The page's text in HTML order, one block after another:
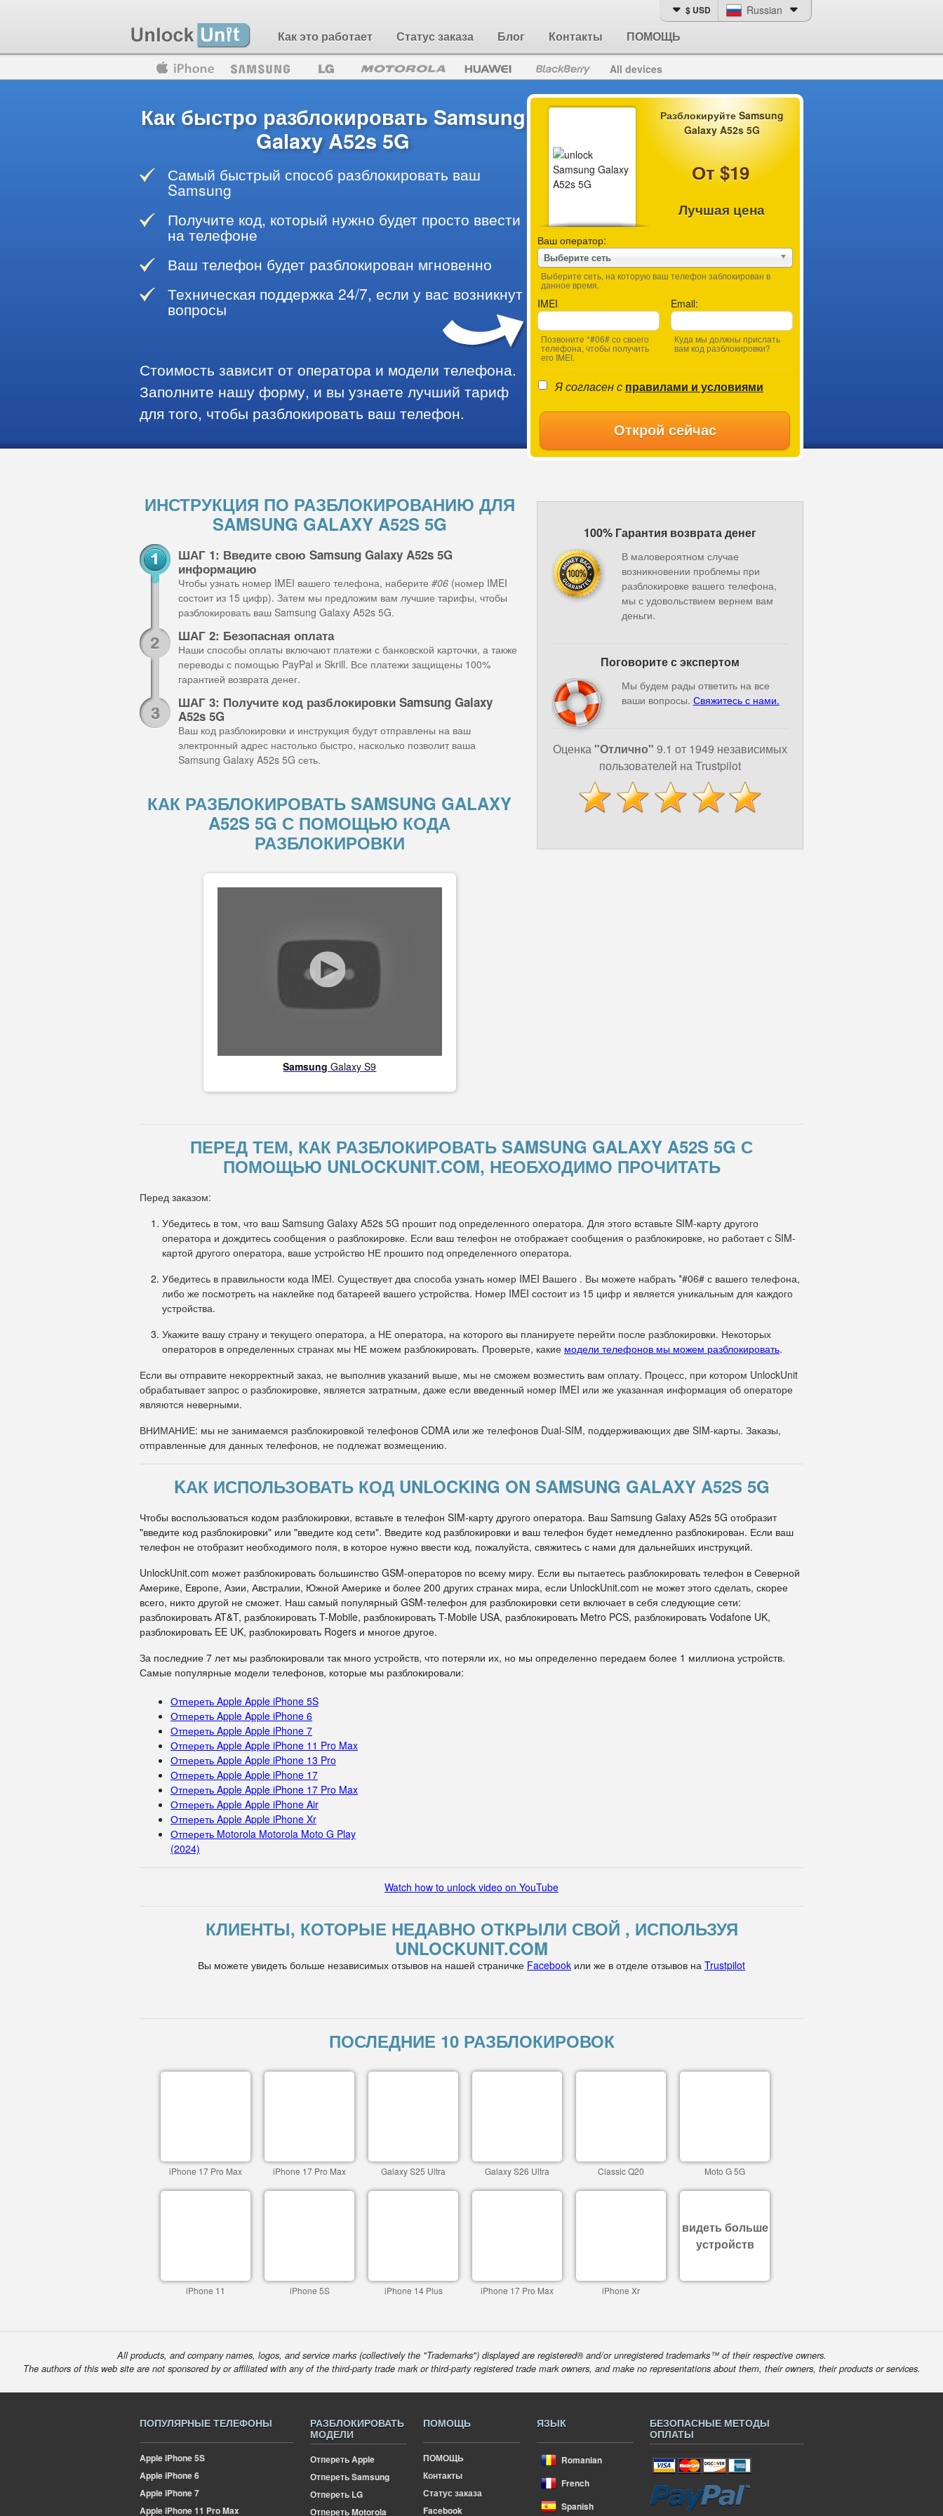
Как это работает Статус заказа Блог Контакты ПОМОЩЬ
$ USD Russian
Blackberry All devices
Разблокируйте Samsung
Galaxy A52s 5G
От $19
Лучшая цена
Ваш оператор:
Выберите сеть
Выберите сеть, на которую ваш телефон заблокирован в
данное время.
IMEI
Позвоните *#06# со своего
телефона, чтобы получить
его IMEI.
Email:
Куда мы должны прислать
вам код разблокировки?
Я согласен с правилами и условиями
Открой сейчас
Как быстро разблокировать Samsung
Galaxy A52s 5G
Самый быстрый способ разблокировать ваш
Samsung
Получите код, который нужно будет просто ввести
на телефоне
Ваш телефон будет разблокирован мгновенно
Техническая поддержка 24/7, если у вас возникнут
вопросы
Стоимость зависит от оператора и модели телефона.
Заполните нашу форму, и вы узнаете лучший тариф
для того, чтобы разблокировать ваш телефон.
ИНСТРУКЦИЯ ПО РАЗБЛОКИРОВАНИЮ ДЛЯ
SAMSUNG GALAXY A52S 5G
ШАГ 1: Введите свою Samsung Galaxy A52s 5G
информацию
Чтобы узнать номер IMEI вашего телефона, наберите #06 (номер IMEI
состоит из 15 цифр). Затем мы предложим вам лучшие тарифы, чтобы
разблокировать ваш Samsung Galaxy A52s 5G.
ШАГ 2: Безопасная оплата
Наши способы оплаты включают платежи с банковской карточки, а также
переводы с помощью PayPal и Skrill. Все платежи защищены 100%
гарантией возврата денег.
ШАГ 3: Получите код разблокировки Samsung Galaxy
A52s 5G
Ваш код разблокировки и инструкция будут отправлены на ваш
электронный адрес настолько быстро, насколько позволит ваша
Samsung Galaxy A52s 5G сеть.
КАК РАЗБЛОКИРОВАТЬ SAMSUNG GALAXY
A52S 5G С ПОМОЩЬЮ КОДА
РАЗБЛОКИРОВКИ
Samsung Galaxy S9
100% Гарантия возврата денег
В маловероятном случае
возникновении проблемы при
разблокировке вашего телефона,
мы с удовольствием вернем вам
деньги.
Поговорите с экспертом
Мы будем рады ответить на все
ваши вопросы. Свяжитесь с нами.
Оценка"Отлично" 9.1 от 1949 независимых
пользователей на Trustpilot
ПЕРЕД ТЕМ, КАК РАЗБЛОКИРОВАТЬ SAMSUNG GALAXY A52S 5G С
ПОМОЩЬЮ UNLOCKUNIT.COM, НЕОБХОДИМО ПРОЧИТАТЬ
Перед заказом:
Убедитесь в том, что ваш Samsung Galaxy A52s 5G прошит под определенного оператора. Для этого вставьте SIM-карту другого
оператора и дождитесь сообщения о разблокировке. Если ваш телефон не отображает сообщения о разблокировке, но работает с SIM-
картой другого оператора, ваше устройство НЕ прошито под определенного оператора.
Убедитесь в правильности кода IMEI. Существует два способа узнать номер IMEI Вашего . Вы можете набрать *#06# с вашего телефона,
либо же посмотреть на наклейке под батареей вашего устройства. Номер IMEI состоит из 15 цифр и является уникальным для каждого
устройства.
Укажите вашу страну и текущего оператора, а НЕ оператора, на которого вы планируете перейти после разблокировки. Некоторых
операторов в определенных странах мы НЕ можем разблокировать. Проверьте, какие модели телефонов мы можем разблокировать.
Если вы отправите некорректный заказ, не выполнив указаний выше, мы не сможем возместить вам оплату. Процесс, при котором UnlockUnit
обрабатывает запрос о разблокировке, является затратным, даже если введенный номер IMEI или же указанная информация об операторе
являются неверными.
ВНИМАНИЕ: мы не занимаемся разблокировкой телефонов CDMA или же телефонов Dual-SIM, поддерживающих две SIM-карты. Заказы,
отправленные для данных телефонов, не подлежат возмещению.
KАК ИСПОЛЬЗОВАТЬ КОД UNLOCKING ON SAMSUNG GALAXY A52S 5G
Чтобы воспользоваться кодом разблокировки, вставьте в телефон SIM-карту другого оператора. Ваш Samsung Galaxy A52s 5G отобразит
"введите код разблокировки" или "введите код сети". Введите код разблокировки и ваш телефон будет немедленно разблокирован. Если ваш
телефон не отобразит необходимого поля, в которое нужно ввести код, пожалуйста, свяжитесь с нами для дальнейших инструкций.
UnlockUnit.com может разблокировать большинство GSM-операторов по всему миру. Если вы пытаетесь разблокировать телефон в Северной
Америке, Европе, Азии, Австралии, Южной Америке и более 200 других странах мира, если UnlockUnit.com не может этого сделать, скорее
всего, никто другой не сможет. Наш самый популярный GSM-телефон для разблокировки сети включает в себя следующие сети:
разблокировать AT&T, разблокировать T-Mobile, разблокировать T-Mobile USA, разблокировать Metro PCS, разблокировать Vodafone UK,
разблокировать EE UK, разблокировать Rogers и многое другое.
За последние 7 лет мы разблокировали так много устройств, что потеряли их, но мы определенно передаем более 1 миллиона устройств.
Самые популярные модели телефонов, которые мы разблокировали:
Отпереть Apple Apple iPhone 5S
Отпереть Apple Apple iPhone 6
Отпереть Apple Apple iPhone 7
Отпереть Apple Apple iPhone 11 Pro Max
Отпереть Apple Apple iPhone 13 Pro
Отпереть Apple Apple iPhone 17
Отпереть Apple Apple iPhone 17 Pro Max
Отпереть Apple Apple iPhone Air
Отпереть Apple Apple iPhone Xr
Отпереть Motorola Motorola Moto G Play
(2024)
Watch how to unlock video on YouTube
КЛИЕНТЫ, КОТОРЫЕ НЕДАВНО ОТКРЫЛИ СВОЙ , ИСПОЛЬЗУЯ
UNLOCKUNIT.COM
Вы можете увидеть больше независимых отзывов на нашей страничке Facebook или же в отделе отзывов на Trustpilot
ПОСЛЕДНИЕ 10 РАЗБЛОКИРОВОК
iPhone 17 Pro Max iPhone 17 Pro Max Galaxy S25 Ultra Galaxy S26 Ultra Classic Q20 Moto G 5G
iPhone 11 iPhone 5S iPhone 14 Plus iPhone 17 Pro Max iPhone Xr
видеть больше
устройств
All products, and company names, logos, and service marks (collectively the "Trademarks") displayed are registered® and/or unregistered trademarks™ of their respective owners.
The authors of this web site are not sponsored by or affiliated with any of the third-party trade mark or third-party registered trade mark owners, and make no representations about them, their owners, their products or services.
ПОПУЛЯРНЫЕ ТЕЛЕФОНЫ
AppleiPhone 5S
AppleiPhone 6
AppleiPhone 7
AppleiPhone 11 Pro Max
РАЗБЛОКИРОВАТЬ
МОДЕЛИ
Отпереть Apple
Отпереть Samsung
Отпереть LG
Отпереть Motorola
ПОМОЩЬ
ПОМОЩЬ
Контакты
Статус заказа
Facebook
ЯЗЫК
Romanian
French
Spanish
БЕЗОПАСНЫЕ МЕТОДЫ
ОПЛАТЫ